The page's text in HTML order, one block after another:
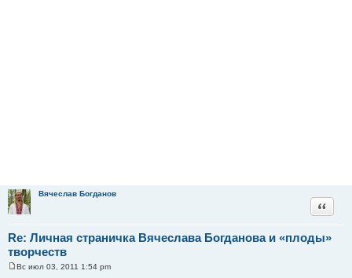
Вячеслав Богданов
Re: Личная страничка Вячеслава Богданова и «плоды»
творчеств
Цитата
Вс июл 03, 2011 1:54 pm